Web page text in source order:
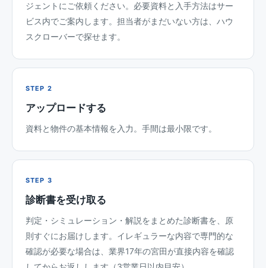
ジェントにご依頼ください。必要資料と入手方法はサー
ビス内でご案内します。担当者がまだいない方は、ハウ
スクローバーで探せます。
STEP 2
アップロードする
資料と物件の基本情報を入力。手間は最小限です。
STEP 3
診断書を受け取る
判定・シミュレーション・解説をまとめた診断書を、原
則すぐにお届けします。イレギュラーな内容で専門的な
確認が必要な場合は、業界17年の宮田が直接内容を確認